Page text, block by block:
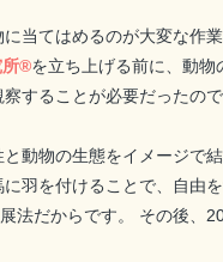
当てはめるのが大変な作業
所®を立ち上げる前に、動
することが必要だったの
動物の生態をイメージで
羽を付けることで、自由
法だからです。 その後、